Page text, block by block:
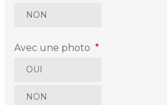
NON
Avec une photo*
OUI
NON